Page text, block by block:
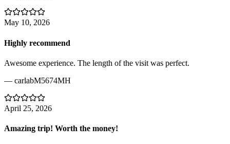
May 10, 2026
Highly recommend
Awesome experience. The length of the visit was perfect.
— carlabM5674MH
April 25, 2026
Amazing trip! Worth the money!